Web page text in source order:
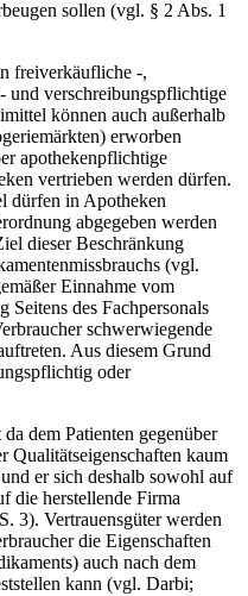
sollen (vgl. § 2 Abs. 1
freiverkäufliche -,
und verschreibungspflichtige
können auch außerhalb
erworben
apothekenpflichtige
vertrieben werden dürfen.
dürfen in Apotheken
abgegeben werden
dieser Beschränkung
(vgl.
Einnahme vom
des Fachpersonals
schwerwiegende
Aus diesem Grund
oder
dem Patienten gegenüber
Qualitätseigenschaften kaum
er sich deshalb sowohl auf
die herstellende Firma
3). Vertrauensgüter werden
die Eigenschaften
auch nach dem
kann (vgl. Darbi;